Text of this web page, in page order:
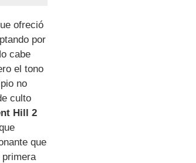
ofreció
por
cabe
el tono
no
culto
Hill 2
que